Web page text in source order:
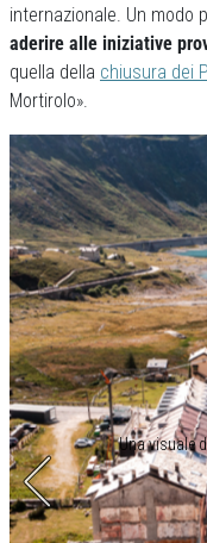
internazionale. Un modo
aderire alle iniziative
quella della chiusura dei
Mortirolo».
Una visuale